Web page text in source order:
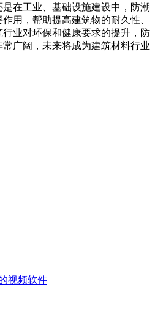
在工业、基础设施建设中，防潮
用，帮助提高建筑物的耐久性、
业对环保和健康要求的提升，防
广阔，未来将成为建筑材料行业
视频软件